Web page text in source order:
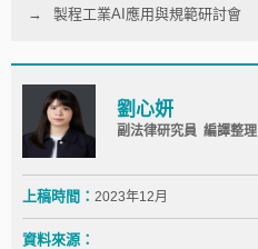
製程工業AI應用與規範研討會
劉心妍
副法律研究員 編譯整理
上稿時間： 2023年12月
資料來源：